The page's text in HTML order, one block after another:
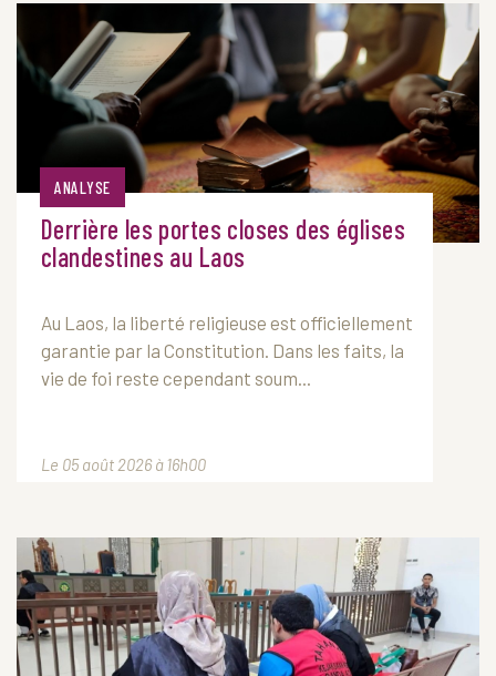
ANALYSE
Derrière les portes closes des églises
clandestines au Laos
Au Laos, la liberté religieuse est officiellement
garantie par la Constitution. Dans les faits, la
vie de foi reste cependant soum...
Le 05 août 2026 à 16h00